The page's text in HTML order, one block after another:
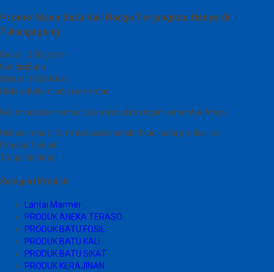
Promo Nisan Batu Kali Harga Terjangkau Hanya di
Tulungagung
Berat
300 gram
KondisiBaru
Dilihat 10.586 kali
Diskusi Belum ada komentar
Belum ada komentar, buka diskusi dengan komentar Anda.
Mohon maaf, form diskusi dinonaktifkan pada produk ini.
Produk Terkait
Tutup Sidebar
Kategori Produk
Lantai Marmer
PRODUK ANEKA TERASO
PRODUK BATU FOSIL
PRODUK BATU KALI
PRODUK BATU SIKAT
PRODUK KERAJINAN